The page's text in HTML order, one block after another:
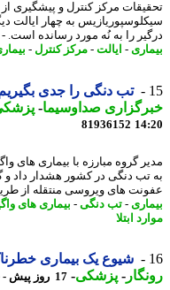
مرکز کنترل و پیشگیری از
به چهار ایالت دیگر
را به نُه مورد رسانده است. - ...
- ایالت -مرکز کنترل-بیماری ها
تب دنگی را جدی بگیریم
صداوسیما-پزشکی-
81936152
گروه مبارزه با بیماری های
دنگی در کشور هشدار داد و
های ویروسی منتقله از طریق
- تب دنگی-بیماری های واگیر-
ابتلا
شیوع یک بیماری خطرناک / 3 نفر در استان فارس مبتلا
-پزشکی-17 روز پیش - چهارشنبه 31 تیر 1405، 17:42